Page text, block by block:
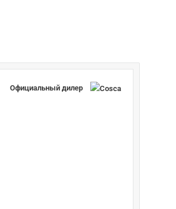
Официальный дилер